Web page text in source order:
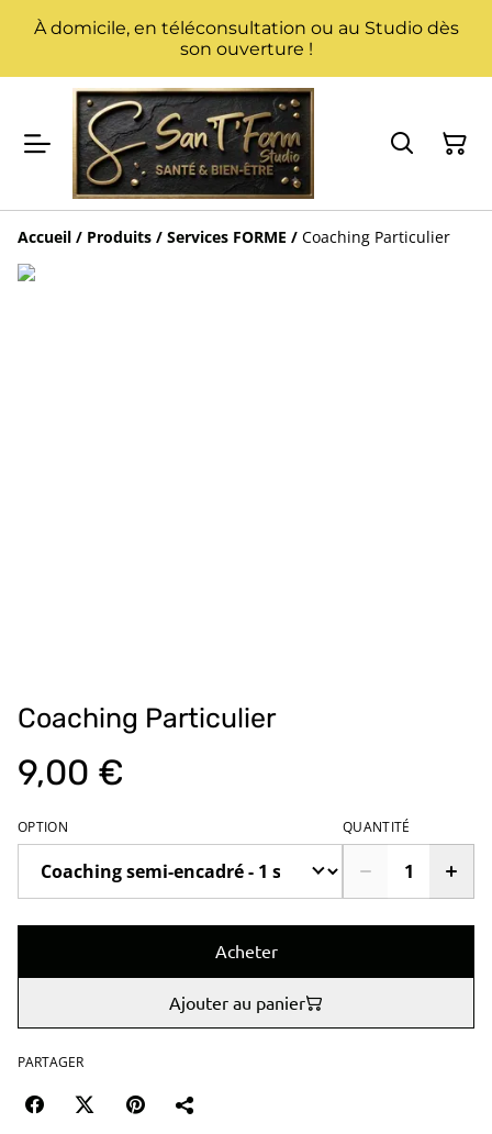
À domicile, en téléconsultation ou au Studio dès
son ouverture !
Accueil / Produits / Services FORME / Coaching Particulier
Coaching Particulier
9,00 €
OPTION QUANTITÉ
Acheter
Ajouter au panier
PARTAGER